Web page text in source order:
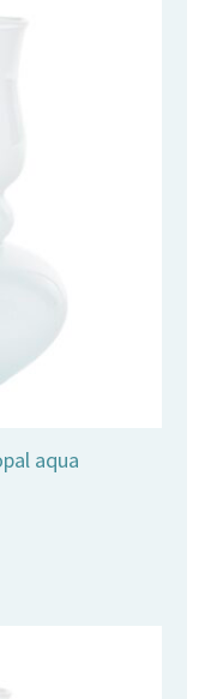
aqua